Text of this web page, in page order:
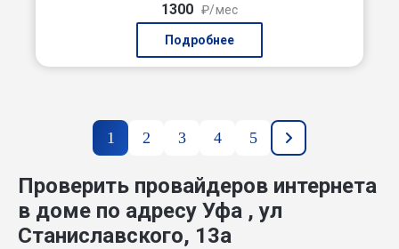
1300 ₽/мес
Подробнее
1 2 3 4 5
Проверить провайдеров интернета
в доме по адресу Уфа , ул
Станиславского, 13а